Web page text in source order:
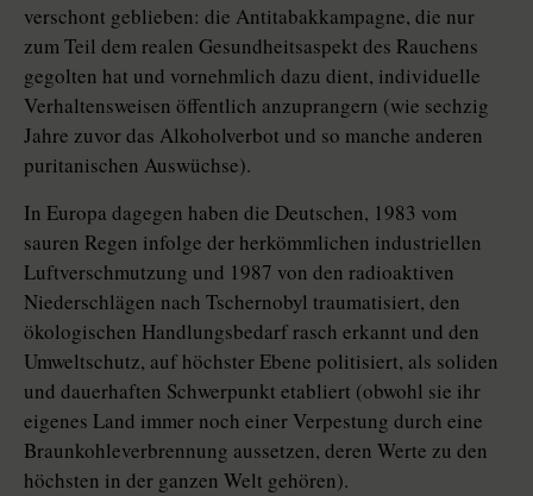
verschont geblieben: die Antitabakkampagne, die nur
zum Teil dem realen Gesundheitsaspekt des Rauchens
gegolten hat und vornehmlich dazu dient, individuelle
Verhaltensweisen öffentlich anzuprangern (wie sechzig
Jahre zuvor das Alkoholverbot und so manche anderen
puritanischen Auswüchse).
In Europa dagegen haben die Deutschen, 1983 vom
sauren Regen infolge der herkömmlichen industriellen
Luftverschmutzung und 1987 von den radioaktiven
Niederschlägen nach Tschernobyl traumatisiert, den
ökologischen Handlungsbedarf rasch erkannt und den
Umweltschutz, auf höchster Ebene politisiert, als soliden
und dauerhaften Schwerpunkt etabliert (obwohl sie ihr
eigenes Land immer noch einer Verpestung durch eine
Braunkohleverbrennung aussetzen, deren Werte zu den
höchsten in der ganzen Welt gehören).